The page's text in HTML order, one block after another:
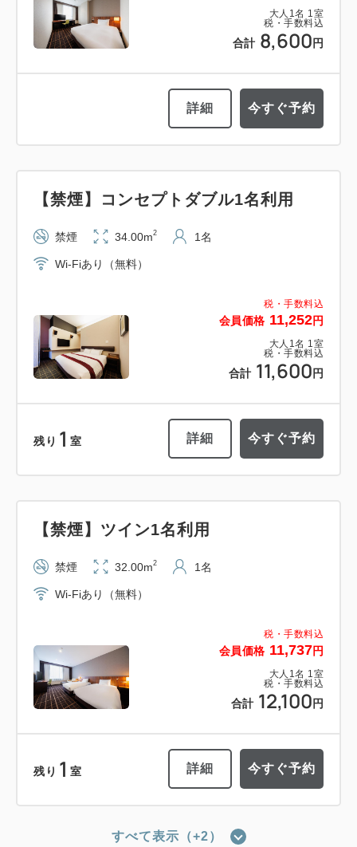
大人 1名 1室
税・手数料込
合計 8,600 円
詳細 今すぐ予約
税・手数料込
会員価格 11,252円
大人 1名 1室
税・手数料込
合計 11,600 円
【禁煙】コンセプトダブル1名利用
禁煙 34.00m2 1名
Wi-Fiあり（無料）
残り 1 室 詳細 今すぐ予約
税・手数料込
会員価格 11,737円
大人 1名 1室
税・手数料込
合計 12,100 円
【禁煙】ツイン1名利用
禁煙 32.00m2 1名
Wi-Fiあり（無料）
残り 1 室 詳細 今すぐ予約
すべて表示（+2）